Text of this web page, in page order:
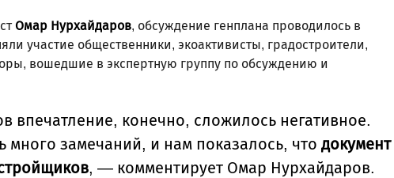
Омар Нурхайдаров, обсуждение генплана проводилось в
участие общественники, экоактивисты, градостроители,
вошедшие в экспертную группу по обсуждению и
впечатление, конечно, сложилось негативное.
много замечаний, и нам показалось, что документ
, — комментирует Омар Нурхайдаров.